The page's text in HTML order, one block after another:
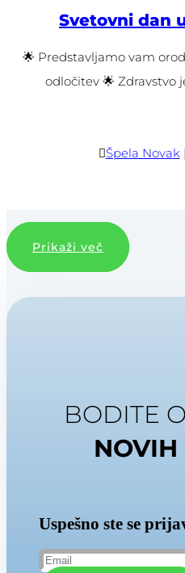
Svetovni dan
🌟 Predstavljamo vam
odločitev 🌟 Zdravstvo
Špela Novak |
Prikaži več
BODITE
Uspešno ste se